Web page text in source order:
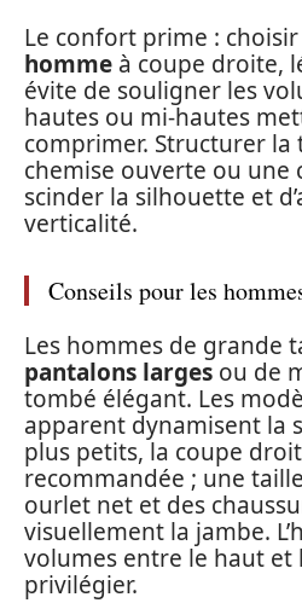
Le confort prime :
homme à coupe droite,
évite de souligner les
hautes ou mi-hautes
comprimer. Structurer la
chemise ouverte ou une
scinder la silhouette et
verticalité.
Conseils pour les
Les hommes de grande
pantalons larges ou de
tombé élégant. Les
apparent dynamisent la
plus petits, la coupe
recommandée ; une
ourlet net et des
visuellement la jambe.
volumes entre le haut et
privilégier.